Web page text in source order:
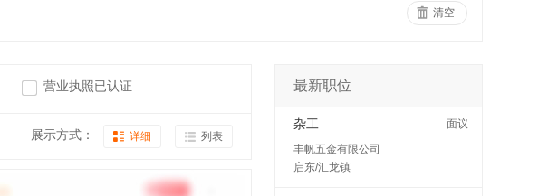
清空
营业执照已认证
展示方式： 详细 列表
最新职位
杂工
面议
丰帆五金有限公司
启东/汇龙镇